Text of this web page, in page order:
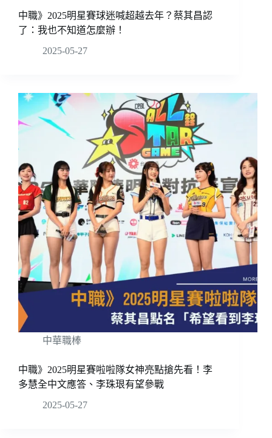
中職》2025明星賽球迷喊超越去年？蔡其昌認
了：我也不知道怎麼辦！
2025-05-27
中華職棒
中職》2025明星賽啦啦隊女神亮點搶先看！李
多慧全中文應答、李珠珢有望參戰
2025-05-27